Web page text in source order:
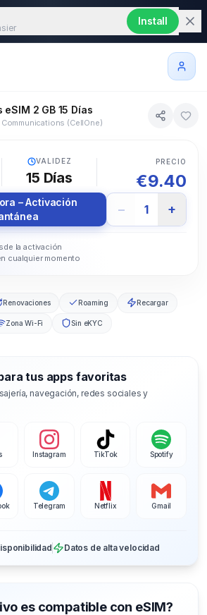
Install
eSIM 2 GB 15 Días
(CellOne)
VALIDEZ
15 Días
PRECIO
€9.40
– Activación
− 1 +
la activación
cualquier momento
Renovaciones Roaming Recargar
Zona Wi-Fi Sin eKYC
tus apps favoritas
navegación, redes sociales y
Instagram TikTok Spotify
Telegram Netflix Gmail
Datos de alta velocidad
es compatible con eSIM?